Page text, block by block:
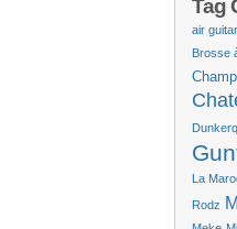
Tag
air guitar
Brosse
La
Rodz